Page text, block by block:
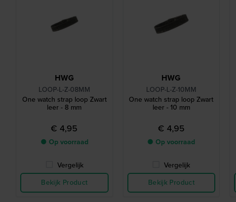
HWG
LOOP-L-Z-08MM
One watch strap loop Zwart
leer - 8 mm
€ 4,95
● Op voorraad
Vergelijk
Bekijk Product
HWG
LOOP-L-Z-10MM
One watch strap loop Zwart
leer - 10 mm
€ 4,95
● Op voorraad
Vergelijk
Bekijk Product